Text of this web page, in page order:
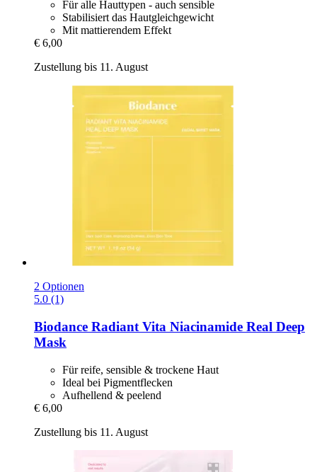
Für alle Hauttypen - auch sensible
Stabilisiert das Hautgleichgewicht
Mit mattierendem Effekt
€ 6,00
Zustellung bis 11. August
2 Optionen
5.0 (1)
Biodance Radiant Vita Niacinamide Real Deep
Mask
Für reife, sensible & trockene Haut
Ideal bei Pigmentflecken
Aufhellend & peelend
€ 6,00
Zustellung bis 11. August